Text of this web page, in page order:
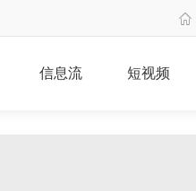

信息流 短视频